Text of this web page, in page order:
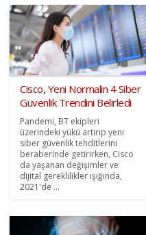
Cisco, Yeni Normalin 4 Siber
Güvenlik Trendini Belirledi
Pandemi, BT ekipleri
üzerindeki yükü artırıp yeni
siber güvenlik tehditlerini
beraberinde getirirken, Cisco
da yaşanan değişimler ve
dijital gereklilikler ışığında,
2021'de ...